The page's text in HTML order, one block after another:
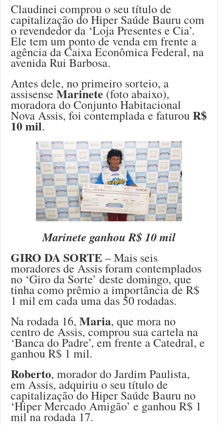
Claudinei comprou o seu título de
capitalização do Hiper Saúde Bauru com
o revendedor da ‘Loja Presentes e Cia’.
Ele tem um ponto de venda em frente a
agência da Caixa Econômica Federal, na
avenida Rui Barbosa.
Antes dele, no primeiro sorteio, a
assisenseMarinete (foto abaixo),
moradora do Conjunto Habitacional
Nova Assis, foi contemplada e faturouR$
10 mil.
Marinete ganhou R$ 10 mil
GIRO DA SORTE– Mais seis
moradores de Assis foram contemplados
no ‘Giro da Sorte’ deste domingo, que
tinha como prêmio a importância de R$
1 mil em cada uma das 50 rodadas.
Na rodada 16,Maria, que mora no
centro de Assis, comprou sua cartela na
‘Banca do Padre’, em frente a Catedral, e
ganhou R$ 1 mil.
Roberto, morador do Jardim Paulista,
em Assis, adquiriu o seu título de
capitalização do Hiper Saúde Bauru no
‘Hiper Mercado Amigão’ e ganhou R$ 1
mil na rodada 17.